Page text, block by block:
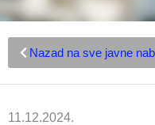
Nazad na sve javne
11.12.2024.